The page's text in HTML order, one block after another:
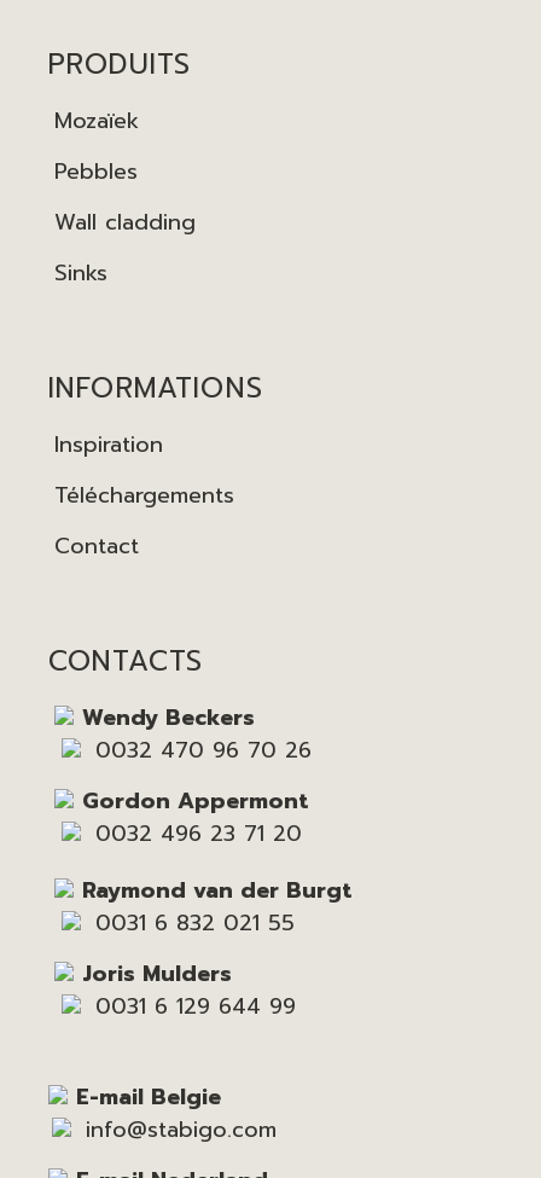
PRODUITS
Mozaïek
Pebbles
Wall cladding
Sinks
INFORMATIONS
Inspiration
Téléchargements
Contact
CONTACTS
Wendy Beckers
0032 470 96 70 26
Gordon Appermont
0032 496 23 71 20
Raymond van der Burgt
0031 6 832 021 55
Joris Mulders
0031 6 129 644 99
E-mail Belgie
info@stabigo.com